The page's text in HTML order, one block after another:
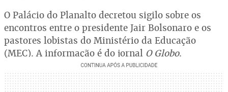
O Palácio do Planalto decretou sigilo sobre os
encontros entre o presidente Jair Bolsonaro e os
pastores lobistas do Ministério da Educação
(MEC). A informação é do jornal O Globo.